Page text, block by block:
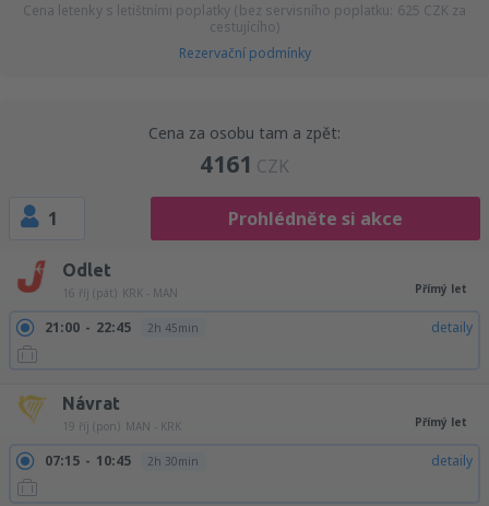
Cena letenky s letištními poplatky (bez servisního poplatku: 625 CZK za
cestujícího)
Rezervační podmínky
Cena za osobu tam a zpět:
4161 CZK
1 Prohlédněte si akce
Odlet
16 říj (pát) KRK - MAN Přímý let
21:00 22:45 2h 45min detaily
Návrat
19 říj (pon) MAN - KRK Přímý let
07:15 10:45 2h 30min detaily